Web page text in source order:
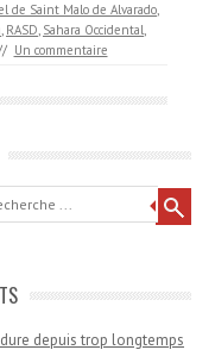
de Saint Malo de Alvarado,
, RASD, Sahara Occidental,
Un commentaire
depuis trop longtemps